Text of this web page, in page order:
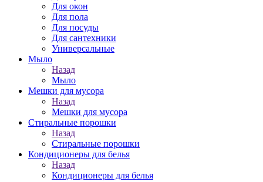
Для окон
Для пола
Для посуды
Для сантехники
Универсальные
Мыло
Назад
Мыло
Мешки для мусора
Назад
Мешки для мусора
Стиральные порошки
Назад
Стиральные порошки
Кондиционеры для белья
Назад
Кондиционеры для белья